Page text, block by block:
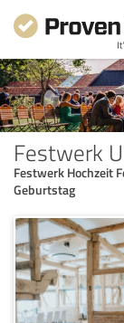
Festwerk
Festwerk Hochzeit
Geburtstag